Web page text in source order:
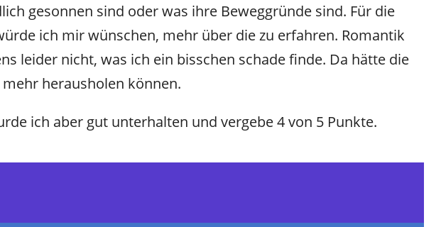
gesonnen sind oder was ihre Beweggründe sind. Für die
ich mir wünschen, mehr über die zu erfahren. Romantik
leider nicht, was ich ein bisschen schade finde. Da hätte die
herausholen können.
ich aber gut unterhalten und vergebe 4 von 5 Punkte.